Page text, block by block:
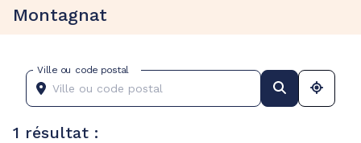
Montagnat
Ville ou code postal
1 résultat :